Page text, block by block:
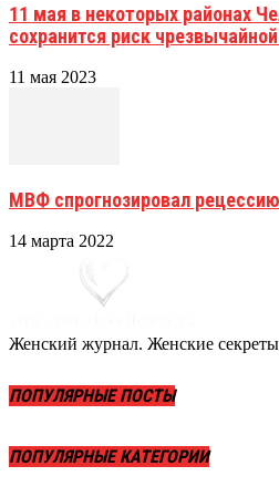
11 мая в некоторых районах
сохранится риск
11 мая 2023
МВФ спрогнозировал
14 марта 2022
Женский журнал. Женские
ПОПУЛЯРНЫЕ ПОСТЫ
ПОПУЛЯРНЫЕ КАТЕГОРИИ